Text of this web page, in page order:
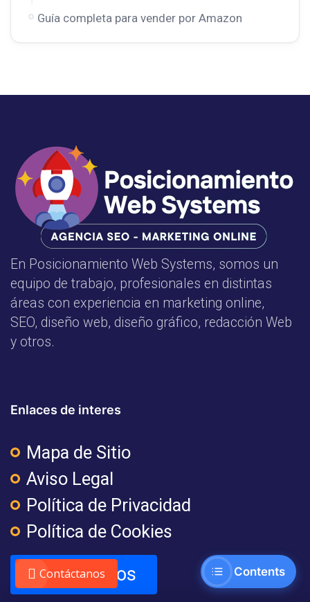
Guía completa para vender por Amazon
En Posicionamiento Web Systems, somos un
equipo de trabajo, profesionales en distintas
áreas con experiencia en marketing online,
SEO, diseño web, diseño gráfico, redacción Web
y otros.
Enlaces de interes
Mapa de Sitio
Aviso Legal
Política de Privacidad
Política de Cookies
Contáctanos Contents
Contáctanos